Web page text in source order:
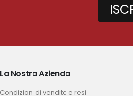
La Nostra Azienda
Condizioni di vendita e resi